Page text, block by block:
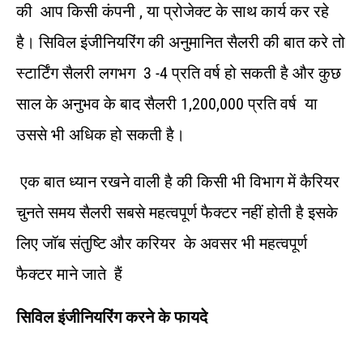
की आप किसी कंपनी , या प्रोजेक्ट के साथ कार्य कर रहे
है। सिविल इंजीनियरिंग की अनुमानित सैलरी की बात करे तो
स्टार्टिंग सैलरी लगभग 3 -4 प्रति वर्ष हो सकती है और कुछ
साल के अनुभव के बाद सैलरी 1,200,000 प्रति वर्ष या
उससे भी अधिक हो सकती है।
एक बात ध्यान रखने वाली है की किसी भी विभाग में कैरियर
चुनते समय सैलरी सबसे महत्वपूर्ण फैक्टर नहीं होती है इसके
लिए जॉब संतुष्टि और करियर के अवसर भी महत्वपूर्ण
फैक्टर माने जाते हैं
सिविल इंजीनियरिंग करने के फायदे